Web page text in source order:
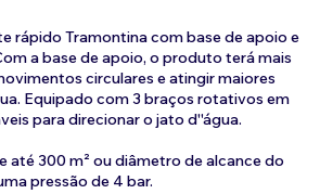
rápido Tramontina com base de apoio e
a base de apoio, o produto terá mais
circulares e atingir maiores
Equipado com 3 braços rotativos em
para direcionar o jato d''água.
até 300 m² ou diâmetro de alcance do
pressão de 4 bar.